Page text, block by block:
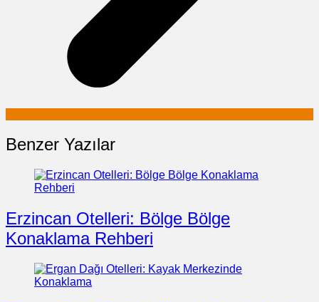
Benzer Yazılar
Erzincan Otelleri: Bölge Bölge
Konaklama Rehberi